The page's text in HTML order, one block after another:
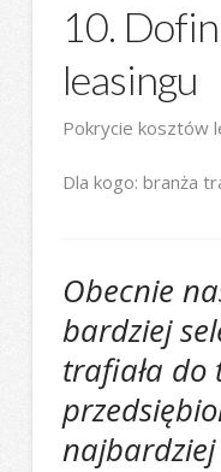
10.
leasingu
Pokrycie kosztów
Dla kogo: branża
Obecnie
bardziej
trafiała do